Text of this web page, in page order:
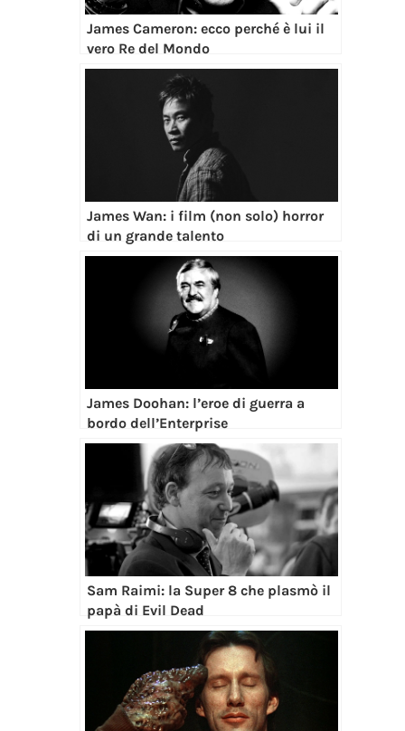
James Cameron: ecco perché è lui il
vero Re del Mondo
James Wan: i film (non solo) horror
di un grande talento
James Doohan: l’eroe di guerra a
bordo dell’Enterprise
Sam Raimi: la Super 8 che plasmò il
papà di Evil Dead